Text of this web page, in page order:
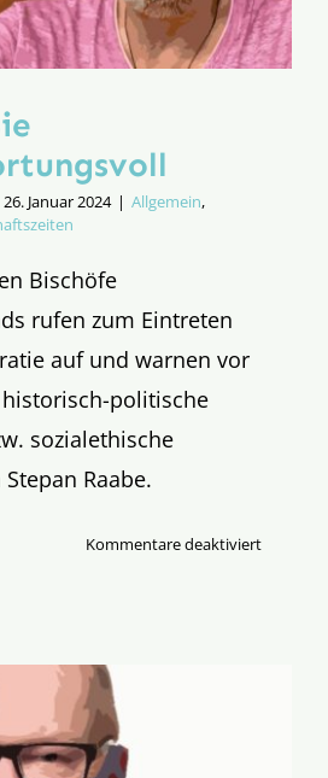
26. Januar 2024 | Allgemein,
Bischöfe
rufen zum Eintreten
auf und warnen vor
politische
sozialethische
Raabe.
Kommentare deaktiviertfür